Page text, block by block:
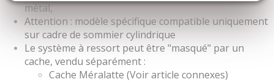
métal,
Attention : modèle spécifique compatible uniquement
sur cadre de sommier cylindrique
Le système à ressort peut être "masqué" par un
cache, vendu séparément :
Cache Méralatte (Voir article connexes)